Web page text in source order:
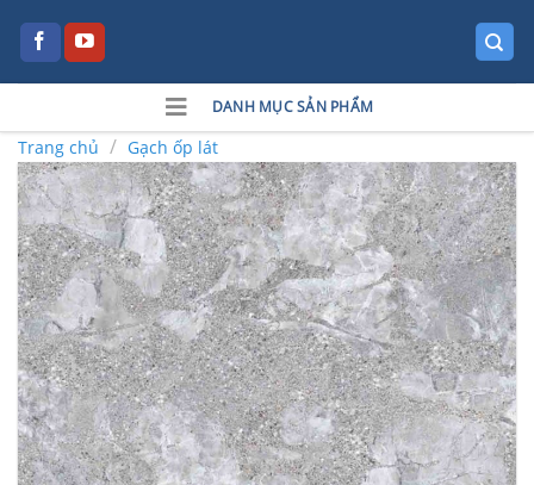
DANH MỤC SẢN PHẨM
Trang chủ / Gạch ốp lát